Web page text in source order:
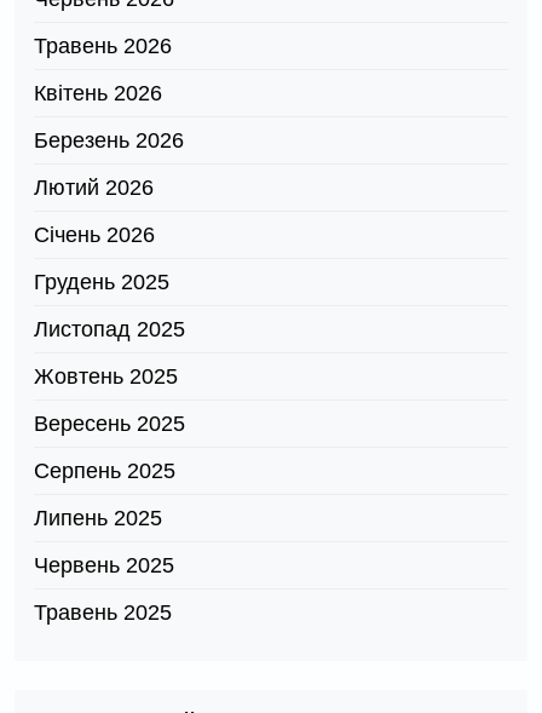
Травень 2026
Квітень 2026
Березень 2026
Лютий 2026
Січень 2026
Грудень 2025
Листопад 2025
Жовтень 2025
Вересень 2025
Серпень 2025
Липень 2025
Червень 2025
Травень 2025